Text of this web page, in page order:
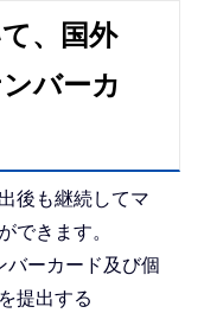
、国外
バーカ
後も継続してマ
できます。
バーカード及び個
提出する